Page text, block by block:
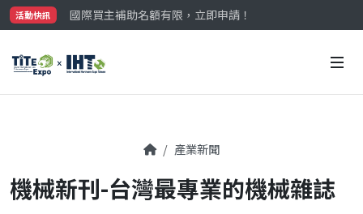
活動快訊
國際買主補助名額有限，立即申請！
參觀門票開放申請中‼️
國際買主補助名額有限，立即申請！
產業新聞
機械新刊-台灣最專業的機械雜誌